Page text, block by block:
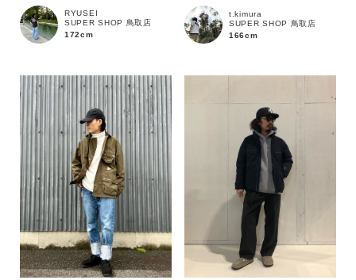
RYUSEI
SUPER SHOP 鳥取店
172cm
t.kimura
SUPER SHOP 鳥取店
166cm